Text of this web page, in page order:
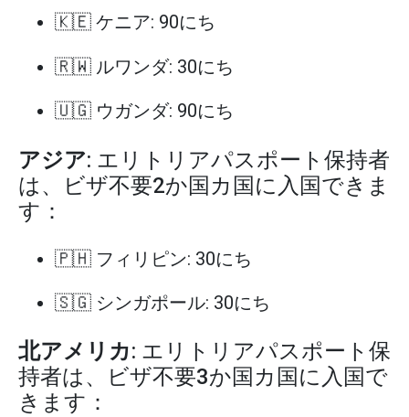
🇰🇪 ケニア: 90にち
🇷🇼 ルワンダ: 30にち
🇺🇬 ウガンダ: 90にち
アジア: エリトリアパスポート保持者
は、ビザ不要2か国カ国に入国できま
す：
🇵🇭 フィリピン: 30にち
🇸🇬 シンガポール: 30にち
北アメリカ: エリトリアパスポート保
持者は、ビザ不要3か国カ国に入国で
きます：